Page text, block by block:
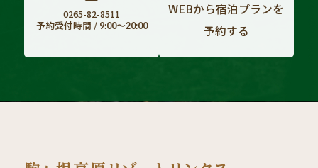
0265-82-8511
予約受付時間 / 9:00〜20:00
WEBから宿泊プランを
予約する